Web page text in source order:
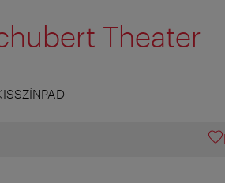
Theater